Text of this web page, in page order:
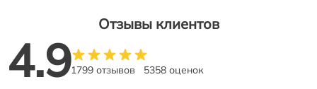
Отзывы клиентов
4.91799 отзывов 5358 оценок